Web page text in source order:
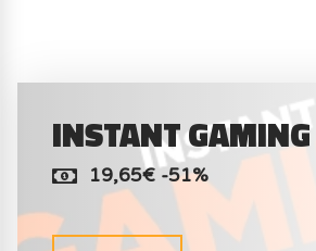
INSTANT GAMING
19,65€ -51%